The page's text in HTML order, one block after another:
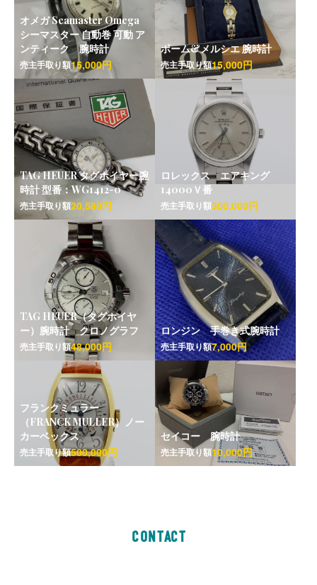
オメガ Seamaster Omega
シーマスター 自動巻 可動 ア
ンティーク 腕時計
売主手取り額15,000円
ボーム&メルシエ 腕時計
売主手取り額15,000円
TAG HEUER タグホイヤー腕
時計 型番：WG1412-0
売主手取り額20,580円
ロレックス エアキング
14000Ｖ番
売主手取り額300,000円
TAG HEUER（タグホイヤ
ー）腕時計 クロノグラフ
売主手取り額48,000円
ロンジン 手巻き式腕時計
売主手取り額7,000円
フランクミュラー
（FRANCK MULLER）ノー
カーベックス
売主手取り額500,000円
セイコー 腕時計
売主手取り額10,000円
CONTACT